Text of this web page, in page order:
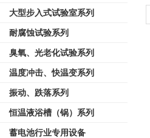
大型步入式试验室系列
耐腐蚀试验系列
臭氧、光老化试验系列
温度冲击、快温变系列
振动、跌落系列
恒温液浴槽（锅）系列
蓄电池行业专用设备